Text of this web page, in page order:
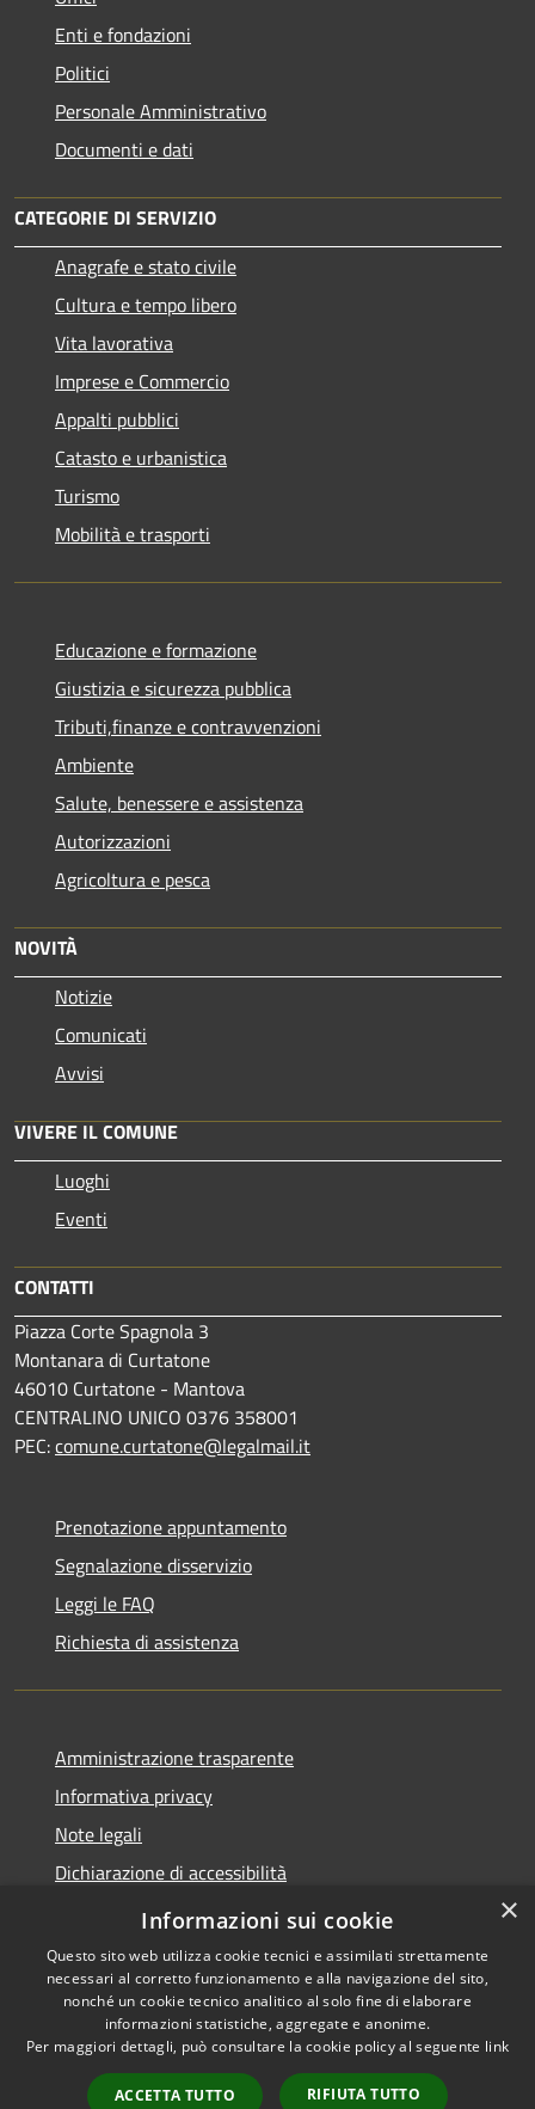
Enti e fondazioni
Politici
Personale Amministrativo
Documenti e dati
CATEGORIE DI SERVIZIO
Anagrafe e stato civile
Cultura e tempo libero
Vita lavorativa
Imprese e Commercio
Appalti pubblici
Catasto e urbanistica
Turismo
Mobilità e trasporti
Educazione e formazione
Giustizia e sicurezza pubblica
Tributi,finanze e contravvenzioni
Ambiente
Salute, benessere e assistenza
Autorizzazioni
Agricoltura e pesca
NOVITÀ
Notizie
Comunicati
Avvisi
VIVERE IL COMUNE
Luoghi
Eventi
CONTATTI
Piazza Corte Spagnola 3
Montanara di Curtatone
46010 Curtatone - Mantova
CENTRALINO UNICO 0376 358001
PEC:comune.curtatone@legalmail.it
Prenotazione appuntamento
Segnalazione disservizio
Leggi le FAQ
Richiesta di assistenza
Amministrazione trasparente
Informativa privacy
Note legali
Dichiarazione di accessibilità
Meccanismo di Feedback
Accessibilità
Copyright © 2026 • Comune di
Curtatone • Powered by
Municipium•
Accesso
×
Informazioni sui cookie
Questo sito web utilizza cookie tecnici e assimilati strettamente
necessari al corretto funzionamento e alla navigazione del sito,
nonché un cookie tecnico analitico al solo fine di elaborare
informazioni statistiche, aggregate e anonime.
Per maggiori dettagli, può consultare la cookie policy al seguente link
ACCETTA TUTTO RIFIUTA TUTTO